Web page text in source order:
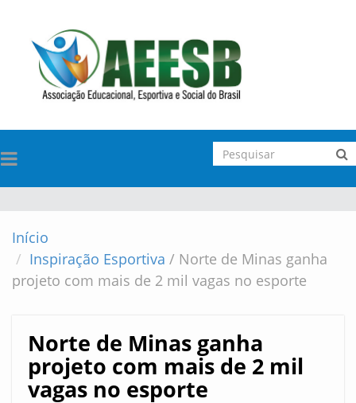
TOGGLE
NAVIGATION
Início
Inspiração Esportiva / Norte de Minas ganha
projeto com mais de 2 mil vagas no esporte
Norte de Minas ganha
projeto com mais de 2 mil
vagas no esporte